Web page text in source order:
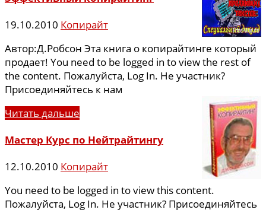
19.10.2010 Копирайт
Автор:Д.Робсон Эта книга о копирайтинге который
продает! You need to be logged in to view the rest of
the content. Пожалуйста, Log In. Не участник?
Присоединяйтесь к нам
Читать дальше
Мастер Курс по Нейтрайтингу
12.10.2010 Копирайт
You need to be logged in to view this content.
Пожалуйста, Log In. Не участник? Присоединяйтесь